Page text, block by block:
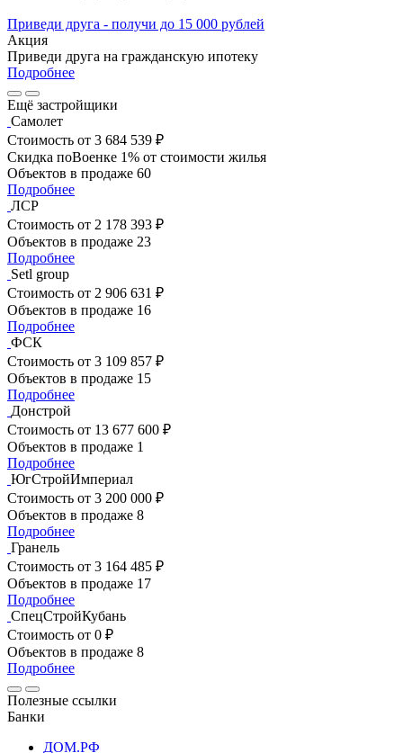
Приведи друга - получи до 15 000 рублей
Акция
Приведи друга на гражданскую ипотеку
Подробнее
Ещё застройщики
Самолет
Стоимость от 3 684 539 ₽
Скидка поВоенке 1% от стоимости жилья
Объектов в продаже 60
Подробнее
ЛСР
Стоимость от 2 178 393 ₽
Объектов в продаже 23
Подробнее
Setl group
Стоимость от 2 906 631 ₽
Объектов в продаже 16
Подробнее
ФСК
Стоимость от 3 109 857 ₽
Объектов в продаже 15
Подробнее
Донстрой
Стоимость от 13 677 600 ₽
Объектов в продаже 1
Подробнее
ЮгСтройИмпериал
Стоимость от 3 200 000 ₽
Объектов в продаже 8
Подробнее
Гранель
Стоимость от 3 164 485 ₽
Объектов в продаже 17
Подробнее
СпецСтройКубань
Стоимость от 0 ₽
Объектов в продаже 8
Подробнее
Полезные ссылки
Банки
ДОМ.РФ